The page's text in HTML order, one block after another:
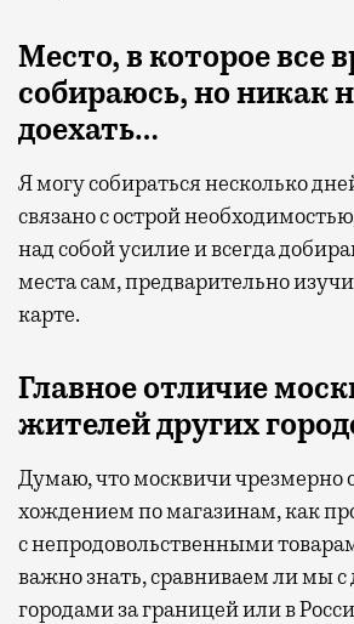
Место, в которое все
собираюсь, но никак
доехать…
Я могу собираться несколько
связано с острой
над собой усилие и всегда
места сам, предварительно
карте.
Главное отличие
жителей других
Думаю, что москвичи чрезмерно
хождением по магазинам, как
с непродовольственными
важно знать, сравниваем ли мы
городами за границей или в